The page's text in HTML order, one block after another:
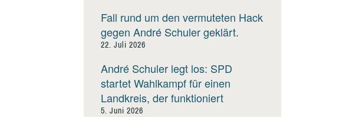
Fall rund um den vermuteten Hack
gegen André Schuler geklärt.
22. Juli 2026
André Schuler legt los: SPD
startet Wahlkampf für einen
Landkreis, der funktioniert
5. Juni 2026